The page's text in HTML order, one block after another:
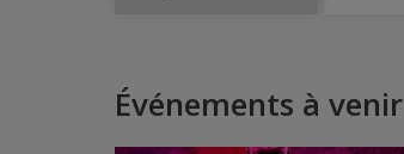
Événements à venir